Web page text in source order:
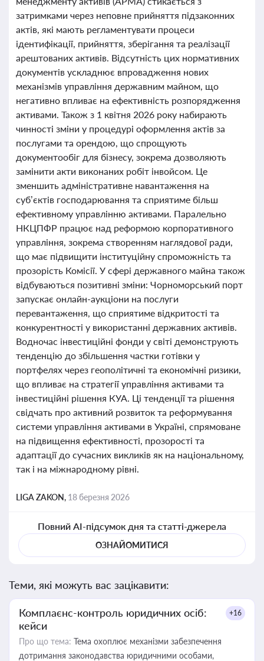
затримками через неповне прийняття підзаконних
актів, які мають регламентувати процеси
ідентифікації, прийняття, зберігання та реалізації
арештованих активів. Відсутність цих нормативних
документів ускладнює впровадження нових
механізмів управління державним майном, що
негативно впливає на ефективність розпорядження
активами. Також з 1 квітня 2026 року набирають
чинності зміни у процедурі оформлення актів за
послугами та орендою, що спрощують
документообіг для бізнесу, зокрема дозволяють
замінити акти виконаних робіт інвойсом. Це
зменшить адміністративне навантаження на
суб’єктів господарювання та сприятиме більш
ефективному управлінню активами. Паралельно
НКЦПФР працює над реформою корпоративного
управління, зокрема створенням наглядової ради,
що має підвищити інституційну спроможність та
прозорість Комісії. У сфері державного майна також
відбуваються позитивні зміни: Чорноморський порт
запускає онлайн-аукціони на послуги
перевантаження, що сприятиме відкритості та
конкурентності у використанні державних активів.
Водночас інвестиційні фонди у світі демонструють
тенденцію до збільшення частки готівки у
портфелях через геополітичні та економічні ризики,
що впливає на стратегії управління активами та
інвестиційні рішення КУА. Ці тенденції та рішення
свідчать про активний розвиток та реформування
системи управління активами в Україні, спрямоване
на підвищення ефективності, прозорості та
адаптації до сучасних викликів як на національному,
так і на міжнародному рівні.
LIGA ZAKON, 18 березня 2026
Повний AI-підсумок дня та статті-джерела
ОЗНАЙОМИТИСЯ
Теми, які можуть вас зацікавити:
Комплаєнс-контроль юридичних осіб:
кейси
+16
Про що тема: Тема охоплює механізми забезпечення
дотримання законодавства юридичними особами,